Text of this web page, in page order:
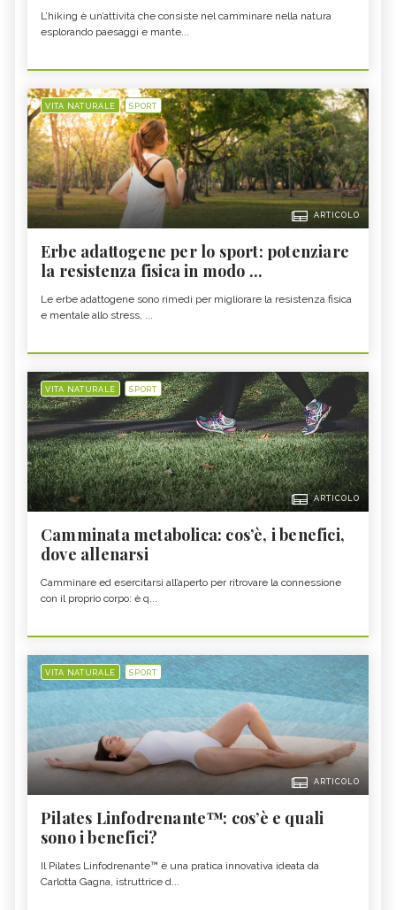
L’hiking è un’attività che consiste nel camminare nella natura
esplorando paesaggi e mante...
VITA NATURALE SPORT
ARTICOLO
Erbe adattogene per lo sport: potenziare
la resistenza fisica in modo ...
Le erbe adattogene sono rimedi per migliorare la resistenza fisica
e mentale allo stress, ...
VITA NATURALE SPORT
ARTICOLO
Camminata metabolica: cos’è, i benefici,
dove allenarsi
Camminare ed esercitarsi all’aperto per ritrovare la connessione
con il proprio corpo: è q...
VITA NATURALE SPORT
ARTICOLO
Pilates Linfodrenante™: cos’è e quali
sono i benefici?
Il Pilates Linfodrenante™ è una pratica innovativa ideata da
Carlotta Gagna, istruttrice d...